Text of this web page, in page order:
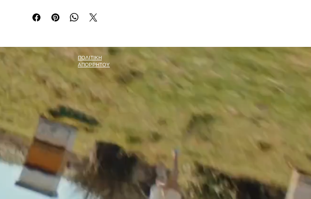
ΠΟΛΙΤΙΚΗ
ΑΠΟΡΡΗΤΟΥ
+357 96 659 310| redstormcine@gmail.com